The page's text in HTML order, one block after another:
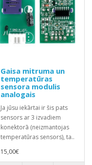
Gaisa mitruma un
temperatūras
sensora modulis
analogais
Ja jūsu iekārtai ir šis pats
sensors ar 3 izvadiem
konektorā (neizmantojas
temperatūras sensors), ta..
15,00€